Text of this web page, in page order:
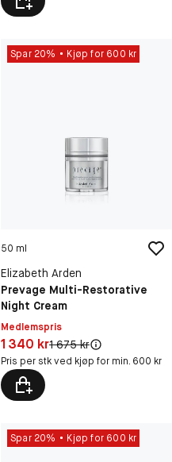
Spar 20% Kjøp for 600 kr
50 ml
Elizabeth Arden
Prevage Multi-Restorative
Night Cream
Medlemspris
Pris: 1 340 kr
1 340 krOriginal pris:
1 675 kr
Pris per stk ved kjøp for min. 600 kr
Spar 20% Kjøp for 600 kr